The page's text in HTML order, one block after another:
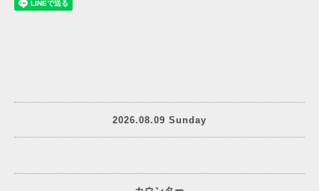
2026.08.09 Sunday